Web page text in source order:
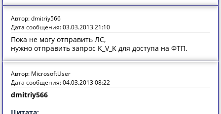
Автор: dmitriy566
Дата сообщения: 03.03.2013 21:10
Пока не могу отправить ЛС,
нужно отправить запрос K_V_K для доступа на ФТП.
Автор: MicrosoftUser
Дата сообщения: 04.03.2013 08:22
dmitriy566